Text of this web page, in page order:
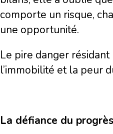
comporte un risque,
une opportunité.
Le pire danger
l’immobilité et la peur
La défiance du progrès